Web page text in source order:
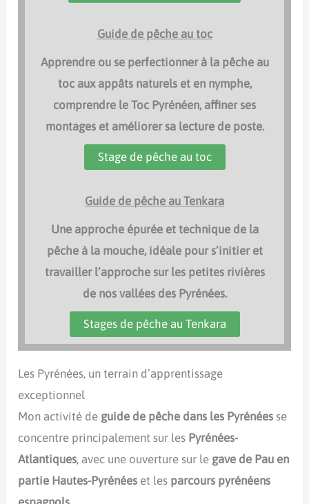
Guide de pêche au toc
Apprendre ou se perfectionner à la pêche au
toc aux appâts naturels et en nymphe,
comprendre le Toc Pyrénéen, affiner ses
montages et améliorer sa lecture de poste.
Stage de pêche au toc
Guide de pêche au Tenkara
Une approche épurée et technique de la
pêche à la mouche, idéale pour s’initier et
travailler l’approche sur les petites rivières
de nos vallées des Pyrénées.
Stages de pêche au Tenkara
Les Pyrénées, un terrain d’apprentissage
exceptionnel
Mon activité de guide de pêche dans les Pyrénées se
concentre principalement sur les Pyrénées-
Atlantiques, avec une ouverture sur le gave de Pau en
partie Hautes-Pyrénées et les parcours pyrénéens